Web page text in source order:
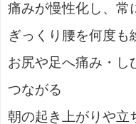
痛みが慢性化し、常
ぎっくり腰を何度も
お尻や足へ痛み・し
つながる
朝の起き上がりや立